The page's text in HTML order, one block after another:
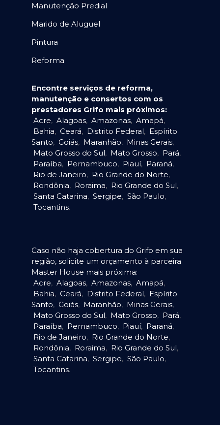
Manutenção Predial
Marido de Aluguel
Pintura
Reforma
Encontre serviços de reforma,
manutenção e consertos com os
prestadores Grifo mais próximos:
Acre, Alagoas, Amazonas, Amapá,
Bahia, Ceará, Distrito Federal, Espírito
Santo, Goiás, Maranhão, Minas Gerais,
Mato Grosso do Sul, Mato Grosso, Pará,
Paraíba, Pernambuco, Piauí, Paraná,
Rio de Janeiro, Rio Grande do Norte,
Rondônia, Roraima, Rio Grande do Sul,
Santa Catarina, Sergipe, São Paulo,
Tocantins.
Caso não haja cobertura do Grifo em sua
região, solicite um orçamento à parceira
Master House mais próxima:
Acre, Alagoas, Amazonas, Amapá,
Bahia, Ceará, Distrito Federal, Espírito
Santo, Goiás, Maranhão, Minas Gerais,
Mato Grosso do Sul, Mato Grosso, Pará,
Paraíba, Pernambuco, Piauí, Paraná,
Rio de Janeiro, Rio Grande do Norte,
Rondônia, Roraima, Rio Grande do Sul,
Santa Catarina, Sergipe, São Paulo,
Tocantins.